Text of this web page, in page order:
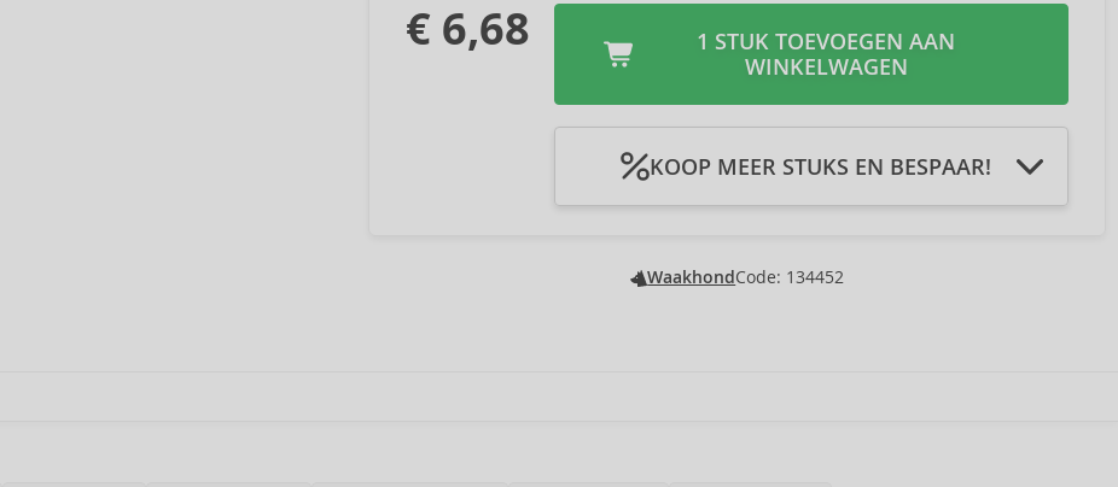
€ 6,68
1 STUK TOEVOEGEN AAN
WINKELWAGEN
KOOP MEER STUKS EN BESPAAR!
In winkelmandje 4Pcs U bespaart € 1,34
In winkelmandje 5PcsU bespaart € 2,00
WaakhondCode: 134452